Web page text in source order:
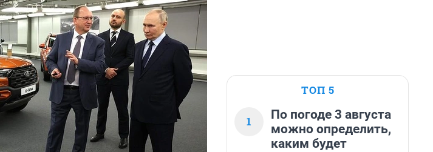
ТОП 5
1
По погоде 3 августа
можно определить,
каким будет